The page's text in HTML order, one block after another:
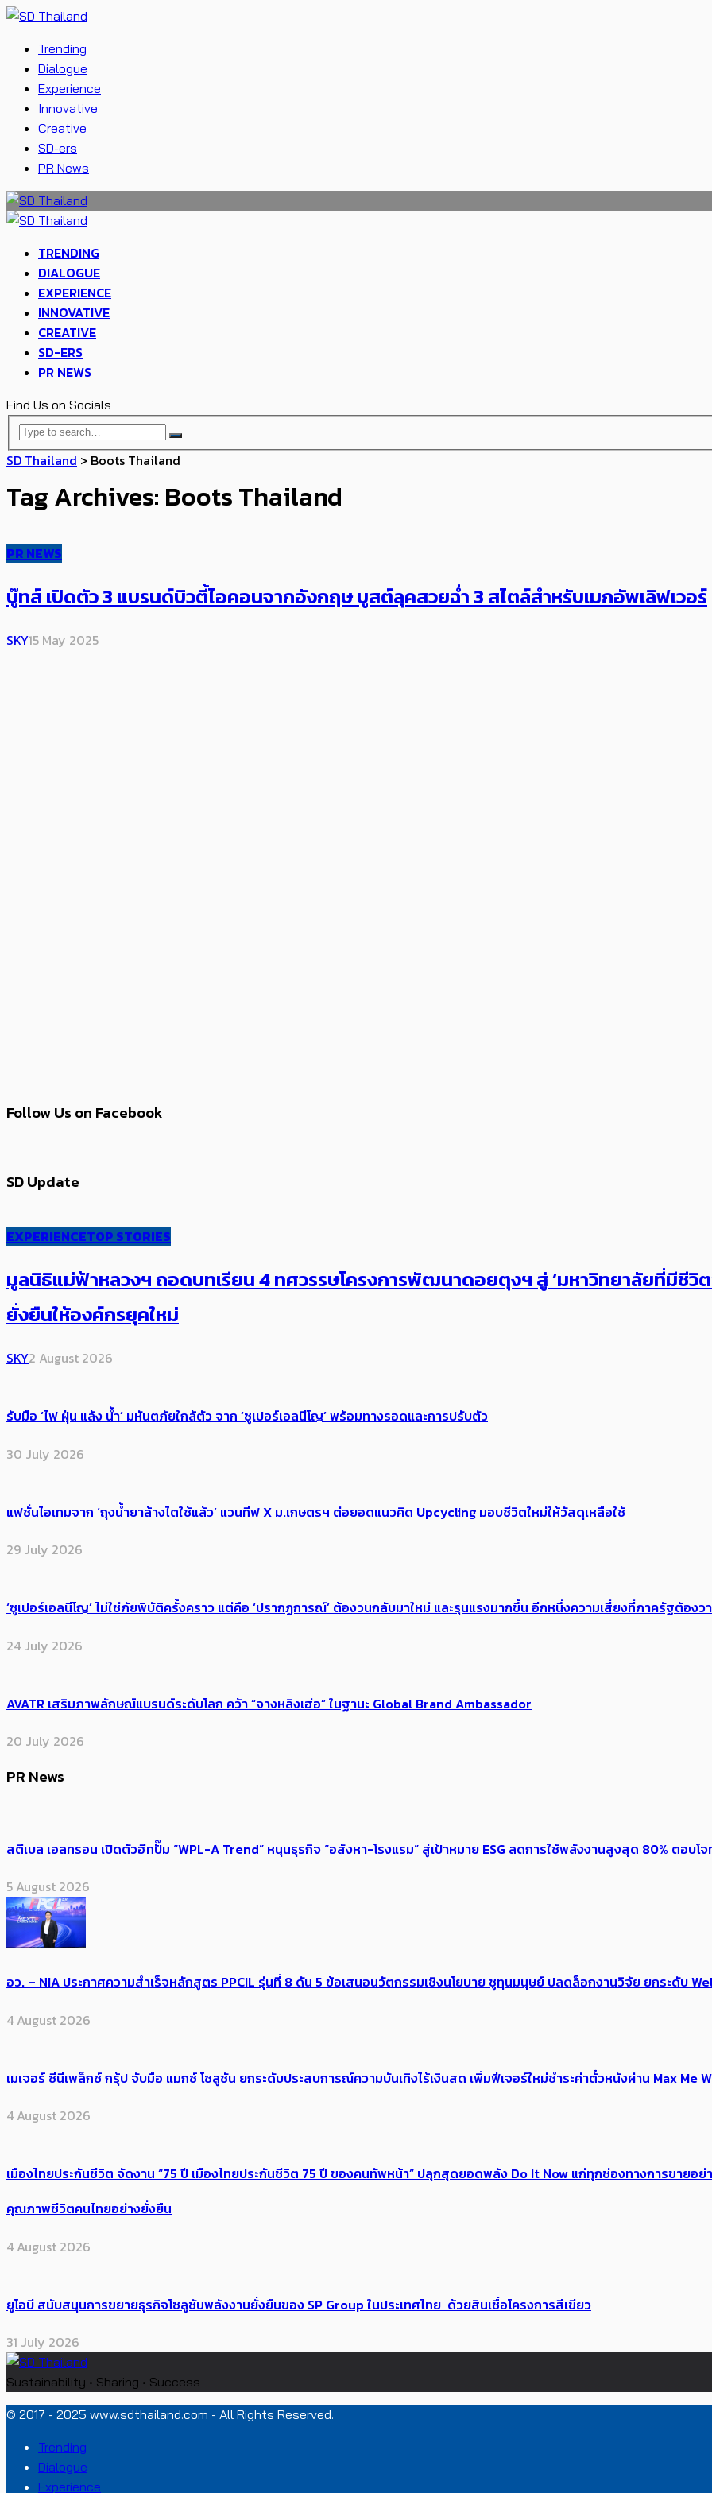
Trending
Dialogue
Experience
Innovative
Creative
SD-ers
PR News
TRENDING
DIALOGUE
EXPERIENCE
INNOVATIVE
CREATIVE
SD-ERS
PR NEWS
Find Us on Socials
SD Thailand > Boots Thailand
Tag Archives: Boots Thailand
PR NEWS
บู๊ทส์ เปิดตัว 3 แบรนด์บิวตี้ไอคอนจากอังกฤษ บูสต์ลุคสวยฉ่ำ 3 สไตล์สำหรับเมกอัพเลิฟเวอร์
SKY15 May 2025
Follow Us on Facebook
SD Update
EXPERIENCETOP STORIES
มูลนิธิแม่ฟ้าหลวงฯ ถอดบทเรียน 4 ทศวรรษโครงการพัฒนาดอยตุงฯ สู่ ‘มหาวิทยาลัยที่มีชี
ยั่งยืนให้องค์กรยุคใหม่
SKY2 August 2026
รับมือ ‘ไฟ ฝุ่น แล้ง น้ำ’ มหันตภัยใกล้ตัว จาก ‘ซูเปอร์เอลนีโญ’ พร้อมทางรอดและการปรับตัว
30 July 2026
แฟชั่นไอเทมจาก ‘ถุงน้ำยาล้างไตใช้แล้ว’ แวนทีฟ X ม.เกษตรฯ ต่อยอดแนวคิด Upcycling มอบชีวิตใหม่ให้วัสดุเหลือใช้
29 July 2026
‘ซูเปอร์เอลนีโญ’ ไม่ใช่ภัยพิบัติครั้งคราว แต่คือ ‘ปรากฏการณ์’ ​ต้อง​วนกลับมาใหม่ และรุนแรงมากขึ้น อีกหนึ่งความเสี่ยงที่ภาครัฐต้อง
24 July 2026
AVATR เสริมภาพลักษณ์แบรนด์ระดับโลก คว้า “จางหลิงเฮ่อ” ในฐานะ Global Brand Ambassador
20 July 2026
PR News
สตีเบล เอลทรอน เปิดตัวฮีทปั๊ม “WPL-A Trend” หนุนธุรกิจ “อสังหา-โรงแรม” สู่เป้าหมาย ESG ลดการใช้พลังงานสูงสุด 80% ตอบโ
5 August 2026
อว. – NIA ประกาศความสำเร็จหลักสูตร PPCIL รุ่นที่ 8 ดัน 5 ข้อเสนอนวัตกรรมเชิงนโยบาย ชูทุนมนุษย์ ปลดล็อกงานวิจัย ยกระดับ
4 August 2026
เมเจอร์ ซีนีเพล็กซ์ กรุ้ป จับมือ แมกซ์ โซลูชัน ยกระดับประสบการณ์ความบันเทิงไร้เงินสด เพิ่มฟีเจอร์ใหม่ชำระค่าตั๋วหนังผ่าน Max
4 August 2026
เมืองไทยประกันชีวิต จัดงาน “75 ปี เมืองไทยประกันชีวิต 75 ปี ของคนทัพหน้า” ปลุกสุดยอดพลัง Do It Now แก่ทุกช่องทางการขาย
คุณภาพชีวิตคนไทยอย่างยั่งยืน
4 August 2026
ยูโอบี สนับสนุนการขยายธุรกิจโซลูชันพลังงานยั่งยืนของ SP Group ในประเทศไทย ด้วยสินเชื่อโครงการสีเขียว
31 July 2026
Sustainability • Sharing • Success
© 2017 - 2025 www.sdthailand.com - All Rights Reserved.
Trending
Dialogue
Experience